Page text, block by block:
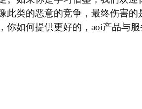
此类的恶意的竞争，最终伤害
你如何提供更好的，aoi产品与服